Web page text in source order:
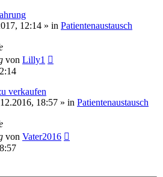
12:14 » in Patientenaustausch
von Lilly1
verkaufen
18:57 » in Patientenaustausch
von Vater2016